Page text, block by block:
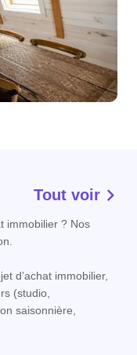
Tout voir
immobilier ? Nos
d’achat immobilier,
(studio,
saisonnière,